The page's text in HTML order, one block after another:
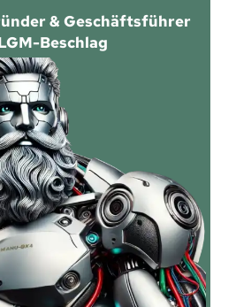
& Geschäftsführer
Beschlag